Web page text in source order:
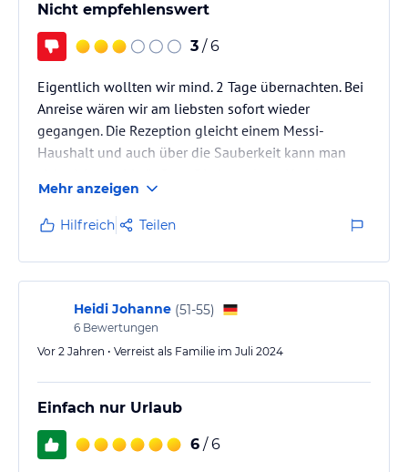
Nicht empfehlenswert
3 / 6
Eigentlich wollten wir mind. 2 Tage übernachten. Bei
Anreise wären wir am liebsten sofort wieder
gegangen. Die Rezeption gleicht einem Messi-
Haushalt und auch über die Sauberkeit kann man
ist stark pflegebedürftig. Die Zimmer schienen auf
den ersten ok aber auch hier ist Handlungsbedarf.
Das Restaurant haben wir lieber nicht getestet
nachdem wir die Fensterscheibe zur Küche gesehen
haben. Beim Frühstück war man sehr bemüht. Kurz,
wir sind nach einer Nacht…
Mehr anzeigen
Hilfreich Teilen
Heidi Johanne (51-55)
6 Bewertungen
Vor 2 Jahren • Verreist als Familie im Juli 2024
Einfach nur Urlaub
6 / 6